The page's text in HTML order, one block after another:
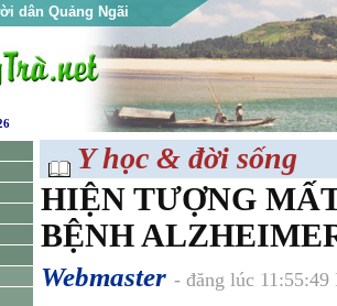
dân Quảng Ngãi
Y học & đời sống
HIỆN TƯỢNG
BỆNH
Webmaster - đăng lúc